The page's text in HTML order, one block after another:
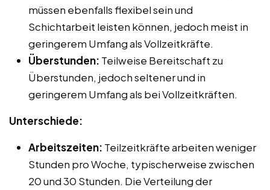
müssen ebenfalls flexibel sein und
Schichtarbeit leisten können, jedoch meist in
geringerem Umfang als Vollzeitkräfte.
Überstunden: Teilweise Bereitschaft zu
Überstunden, jedoch seltener und in
geringerem Umfang als bei Vollzeitkräften.
Unterschiede:
Arbeitszeiten: Teilzeitkräfte arbeiten weniger
Stunden pro Woche, typischerweise zwischen
20 und 30 Stunden. Die Verteilung der